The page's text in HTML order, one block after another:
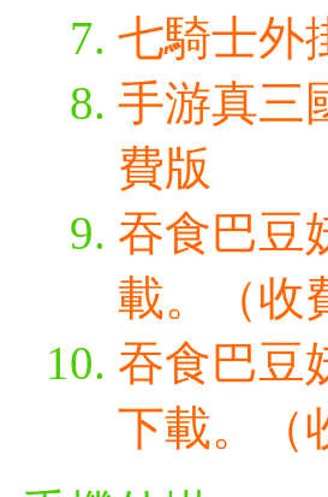
七騎士外
手游真三
費版
吞食巴豆
載。（收
吞食巴豆
下載。（